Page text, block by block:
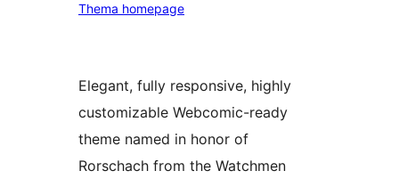
Thema homepage
Elegant, fully responsive, highly
customizable Webcomic-ready
theme named in honor of
Rorschach from the Watchmen